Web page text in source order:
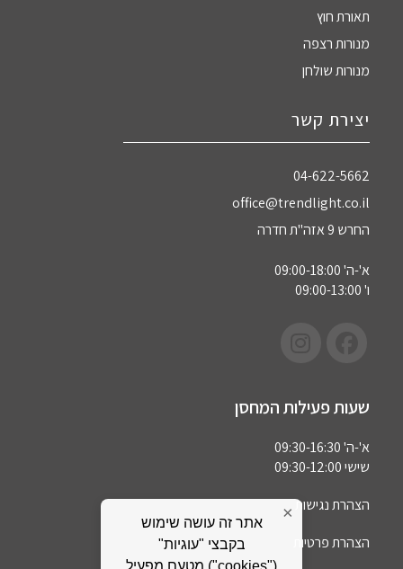
תאורת חוץ
מנורות רצפה
מנורות שולחן
יצירת קשר
04-622-5662‏
office@trendlight.co.il
החרש 9 אזה"ת חדרה
א'-ה' 09:00-18:00
ו' 09:00-13:00
שעות פעילות המחסן
א'-ה' 09:30-16:30
שישי 09:30-12:00
הצהרת נגישות
הצהרת פרטיות
×
אתר זה עושה שימוש
בקבצי "עוגיות"
("cookies") מטעם מפעיל